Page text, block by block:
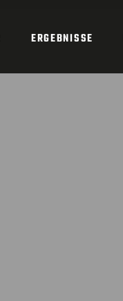
ERGEBNISSE